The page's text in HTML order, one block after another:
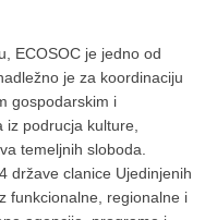
ECOSOC je jedno od
je za koordinaciju
gospodarskim i
iz podrucja kulture,
temeljnih sloboda.
države clanice Ujedinjenih
funkcionalne, regionalne i